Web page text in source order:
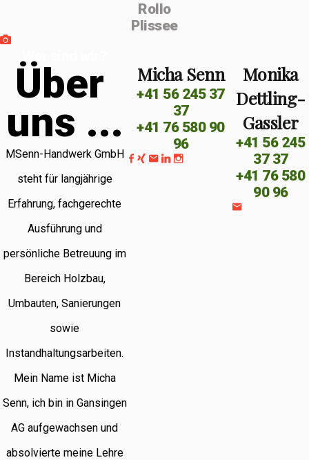
Rollo
Plissee
Über
uns ...
MSenn-Handwerk GmbH
steht für langjährige
Erfahrung, fachgerechte
Ausführung und
persönliche Betreuung im
Bereich Holzbau,
Umbauten, Sanierungen
sowie
Instandhaltungsarbeiten.
Mein Name ist Micha
Senn, ich bin in Gansingen
AG aufgewachsen und
absolvierte meine Lehre
Micha Senn
+41 56 245 37
37
+41 76 580 90
96
Monika
Dettling-
Gassler
+41 56 245
37 37
+41 76 580
90 96